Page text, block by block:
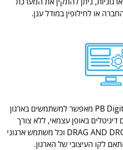
או לחילופין במודל ענן.
ה- Designer של מערכת PB Digital מאפשר למשתמשים בארגון
באופן עצמאי, ללא צורך
בפיתוח. המערכת עובדת ב DRAG AND DROP וכל משתמש ארגוני
לקו העיצובי של הארגון.